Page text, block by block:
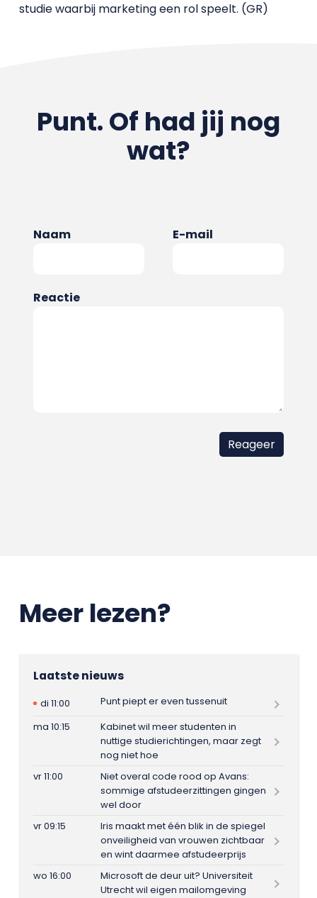
studie waarbij marketing een rol speelt. (GR)
Punt. Of had jij nog
wat?
Naam E-mail
Reactie
Meer lezen?
Laatste nieuws
di 11:00
Punt piept er even tussenuit
ma 10:15
Kabinet wil meer studenten in
nuttige studierichtingen, maar zegt
nog niet hoe
vr 11:00
Niet overal code rood op Avans:
sommige afstudeerzittingen gingen
wel door
vr 09:15
Iris maakt met één blik in de spiegel
onveiligheid van vrouwen zichtbaar
en wint daarmee afstudeerprijs
wo 16:00
Microsoft de deur uit? Universiteit
Utrecht wil eigen mailomgeving